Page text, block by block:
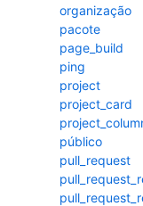
organização
pacote
page_build
ping
project
project_card
público
pull_request